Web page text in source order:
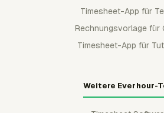
Timesheet-App für
Rechnungsvorlage für
Timesheet-App für
Weitere Everhour-